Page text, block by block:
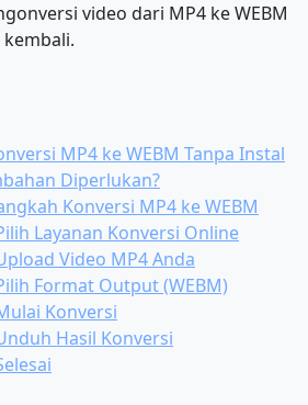
video dari MP4 ke WEBM
MP4 ke WEBM Tanpa Instal
Diperlukan?
Konversi MP4 ke WEBM
Layanan Konversi Online
Video MP4 Anda
Format Output (WEBM)
Konversi
Hasil Konversi